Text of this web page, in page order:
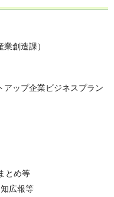
創造課）
ップ企業ビジネスプラン
とめ等
広報等